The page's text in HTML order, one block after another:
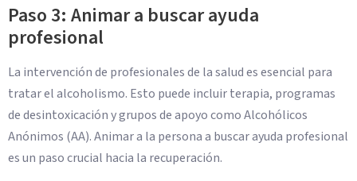
Paso 3: Animar a buscar ayuda
profesional
La intervención de profesionales de la salud es esencial para
tratar el alcoholismo. Esto puede incluir terapia, programas
de desintoxicación y grupos de apoyo como Alcohólicos
Anónimos (AA). Animar a la persona a buscar ayuda profesional
es un paso crucial hacia la recuperación.